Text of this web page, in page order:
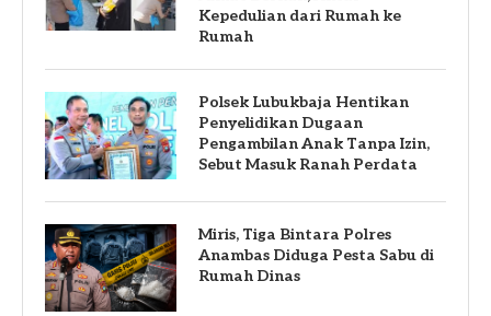
Kepedulian dari Rumah ke
Rumah
Polsek Lubukbaja Hentikan
Penyelidikan Dugaan
Pengambilan Anak Tanpa Izin,
Sebut Masuk Ranah Perdata
Miris, Tiga Bintara Polres
Anambas Diduga Pesta Sabu di
Rumah Dinas